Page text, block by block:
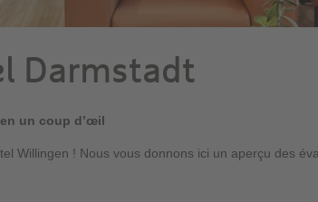
Darmstadt
un coup d’œil
Willingen ! Nous vous donnons ici un aperçu des